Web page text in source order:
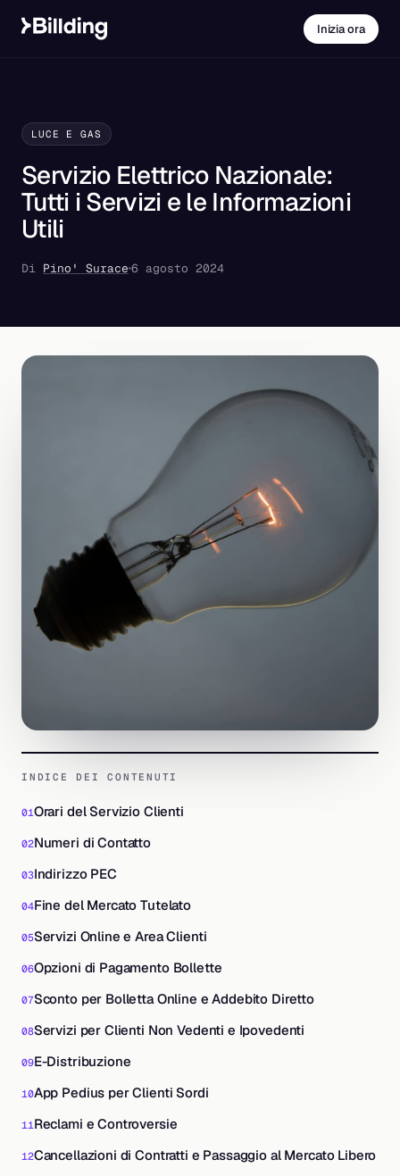
Inizia ora
LUCE E GAS
Servizio Elettrico Nazionale:
Tutti i Servizi e le Informazioni
Utili
Di Pino' Surace 6 agosto 2024
INDICE DEI CONTENUTI
Orari del Servizio Clienti
Numeri di Contatto
Indirizzo PEC
Fine del Mercato Tutelato
Servizi Online e Area Clienti
Opzioni di Pagamento Bollette
Sconto per Bolletta Online e Addebito Diretto
Servizi per Clienti Non Vedenti e Ipovedenti
E-Distribuzione
App Pedius per Clienti Sordi
Reclami e Controversie
Cancellazioni di Contratti e Passaggio al Mercato Libero